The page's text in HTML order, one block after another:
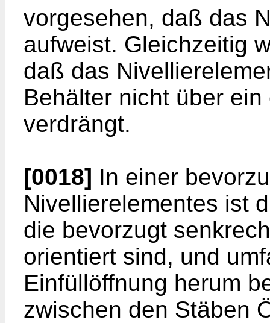
vorgesehen, daß das
aufweist. Gleichzeitig
daß das
Behälter nicht über
verdrängt.
[0018] In einer
Nivellierelementes ist
die bevorzugt
orientiert sind, und
Einfüllöffnung herum
zwischen den Stäben